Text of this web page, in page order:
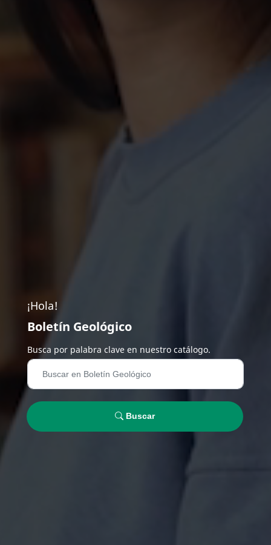
¡Hola!
Boletín Geológico
Busca por palabra clave en nuestro catálogo.
Buscar